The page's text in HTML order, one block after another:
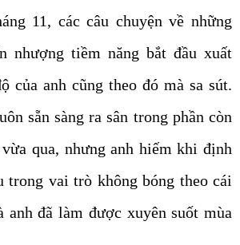
11, các câu chuyện về những
nhượng tiềm năng bắt đầu xuất
của anh cũng theo đó mà sa sút.
sẵn sàng ra sân trong phần còn
qua, nhưng anh hiếm khi định
trong vai trò không bóng theo cái
anh đã làm được xuyên suốt mùa